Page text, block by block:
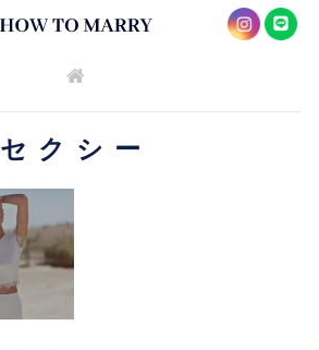
セクシー